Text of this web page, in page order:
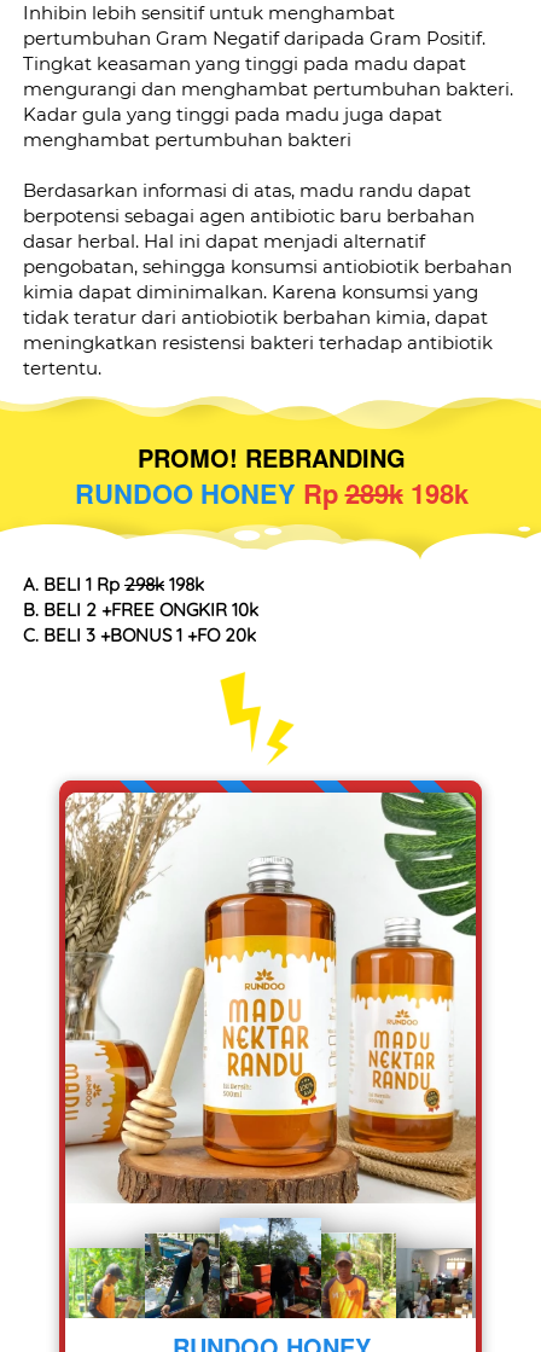
Inhibin lebih sensitif untuk menghambat
pertumbuhan Gram Negatif daripada Gram Positif.
Tingkat keasaman yang tinggi pada madu dapat
mengurangi dan menghambat pertumbuhan bakteri.
Kadar gula yang tinggi pada madu juga dapat
menghambat pertumbuhan bakteri
Berdasarkan informasi di atas, madu randu dapat
berpotensi sebagai agen antibiotic baru berbahan
dasar herbal. Hal ini dapat menjadi alternatif
pengobatan, sehingga konsumsi antiobiotik berbahan
kimia dapat diminimalkan. Karena konsumsi yang
tidak teratur dari antiobiotik berbahan kimia, dapat
meningkatkan resistensi bakteri terhadap antibiotik
tertentu.
PROMO! REBRANDING
RUNDOO HONEY Rp 289k 198k
A. BELI 1 Rp 298k 198k
B. BELI 2 +FREE ONGKIR 10k
C. BELI 3 +BONUS 1 +FO 20k